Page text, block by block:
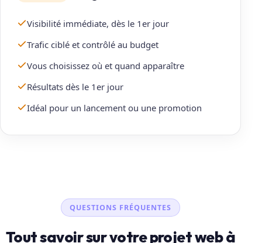
Visibilité immédiate, dès le 1er jour
Trafic ciblé et contrôlé au budget
Vous choisissez où et quand apparaître
Résultats dès le 1er jour
Idéal pour un lancement ou une promotion
QUESTIONS FRÉQUENTES
Tout savoir sur votre projet web à